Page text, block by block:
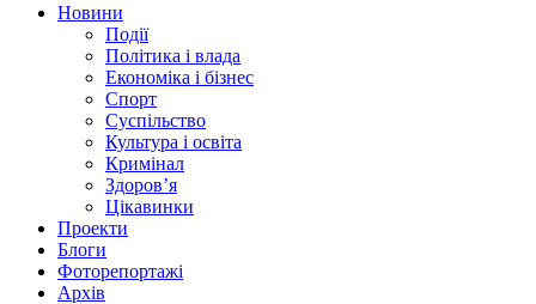
Новини
Події
Політика і влада
Економіка і бізнес
Спорт
Суспільство
Культура і освіта
Кримінал
Здоров’я
Цікавинки
Проекти
Блоги
Фоторепортажі
Архів